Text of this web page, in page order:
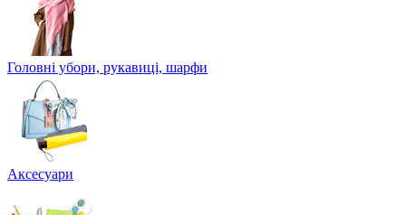
Головні убори, рукавиці, шарфи
Аксесуари